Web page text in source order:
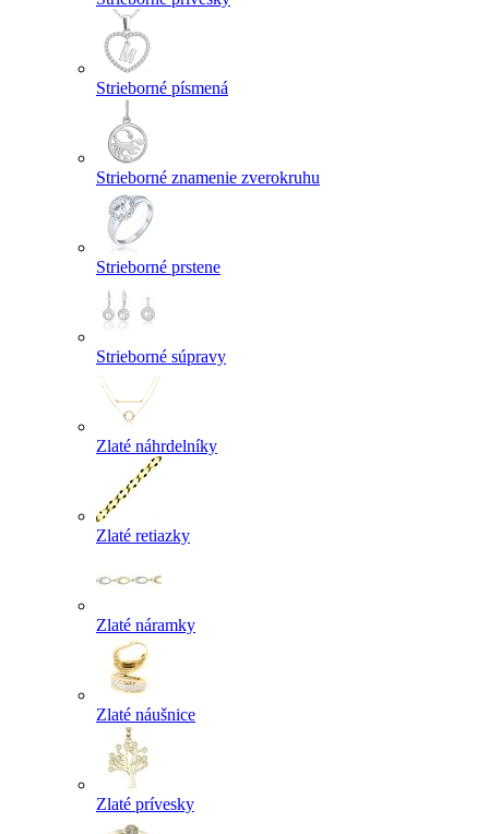
Strieborné písmená
Strieborné znamenie zverokruhu
Strieborné prstene
Strieborné súpravy
Zlaté náhrdelníky
Zlaté retiazky
Zlaté náramky
Zlaté náušnice
Zlaté prívesky